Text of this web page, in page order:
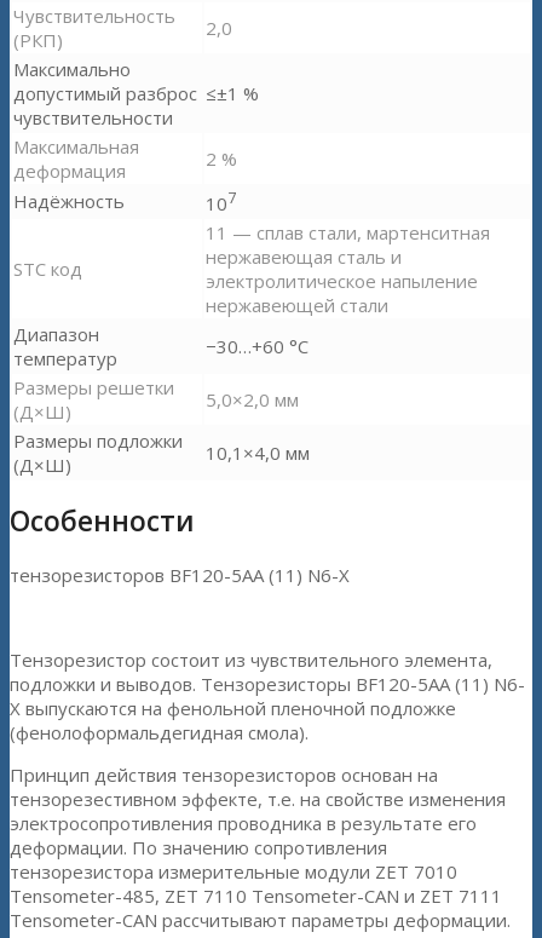
Чувствительность
(РКП)
2,0
Максимально
допустимый разброс
чувствительности
≤±1 %
Максимальная
деформация
2 %
Надёжность
107
STC код
11 — сплав стали, мартенситная
нержавеющая сталь и
электролитическое напыление
нержавеющей стали
Диапазон
температур
−30…+60 °С
Размеры решетки
(Д×Ш)
5,0×2,0 мм
Размеры подложки
(Д×Ш)
10,1×4,0 мм
Особенности
тензорезисторов BF120-5AA (11) N6-X
Тензорезистор состоит из чувствительного элемента,
подложки и выводов. Тензорезисторы BF120-5AA (11) N6-
X выпускаются на фенольной пленочной подложке
(фенолоформальдегидная смола).
Принцип действия тензорезисторов основан на
тензорезестивном эффекте, т.е. на свойстве изменения
электросопротивления проводника в результате его
деформации. По значению сопротивления
тензорезистора измерительные модули ZET 7010
Tensometer-485, ZET 7110 Tensometer-CAN и ZET 7111
Tensometer-CAN рассчитывают параметры деформации.